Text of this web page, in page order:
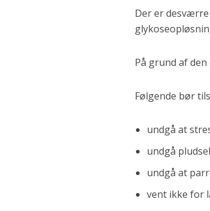
Der er
På grund af
Følgende bør
undgå at
undgå
undgå at
vent ikke for